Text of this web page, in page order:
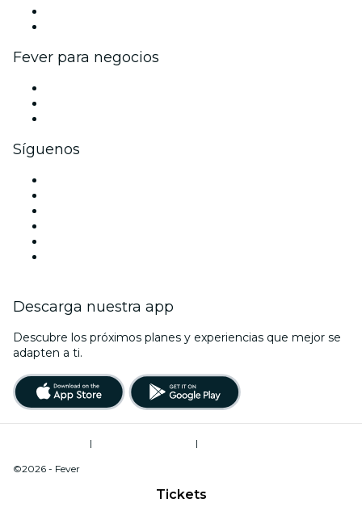
Tickets
Fever para negocios
Síguenos
Descarga nuestra app
Descubre los próximos planes y experiencias que mejor se
adapten a ti.
|
|
©2026 - Fever